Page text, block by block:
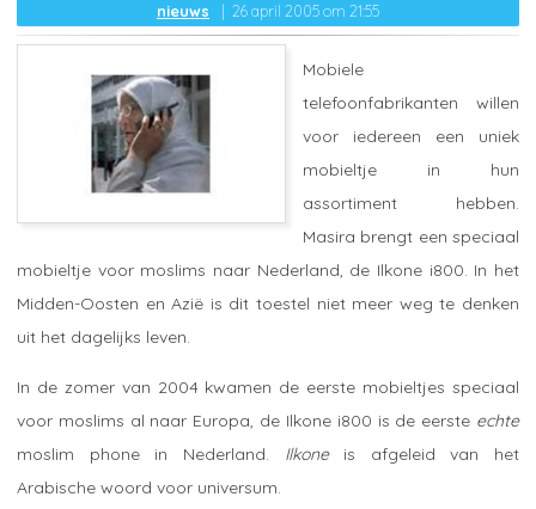
nieuws 26 april 2005 om 21:55
Mobiele
telefoonfabrikanten willen
voor iedereen een uniek
mobieltje in hun
assortiment hebben.
Masira brengt een speciaal
mobieltje voor moslims naar Nederland, de Ilkone i800. In het
Midden-Oosten en Azië is dit toestel niet meer weg te denken
uit het dagelijks leven.
In de zomer van 2004 kwamen de eerste mobieltjes speciaal
voor moslims al naar Europa, de Ilkone i800 is de eerste echte
moslim phone in Nederland. Ilkoneis afgeleid van het
Arabische woord voor universum.